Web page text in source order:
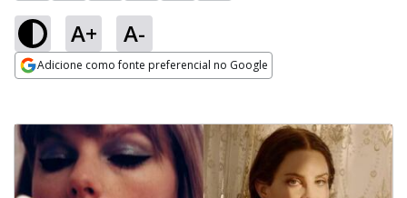
A+ A-
Adicione como fonte preferencial no Google